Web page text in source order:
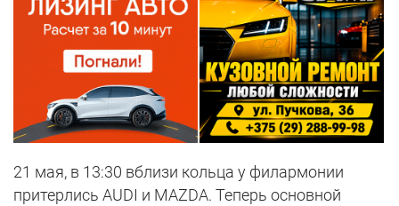
21 мая, в 13:30 вблизи кольца у филармонии
притерлись AUDI и MAZDA. Теперь основной